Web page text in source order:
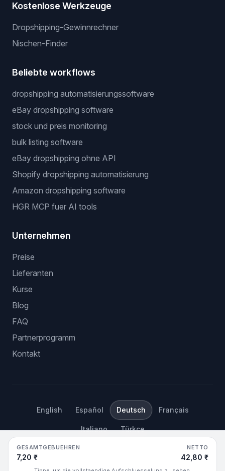
GESAMTGEBUEHREN
7,20 ₹
NETTO
42,80 ₹
Kostenlose Werkzeuge
Dropshipping-Gewinnrechner
Nischen-Finder
Beliebte workflows
dropshipping automatisierungssoftware
eBay dropshipping software
stock und preis monitoring
bulk listing software
eBay dropshipping ohne API
Shopify dropshipping automatisierung
Amazon dropshipping software
HGR MCP fuer AI tools
Unternehmen
Preise
Lieferanten
Kurse
Blog
FAQ
Partnerprogramm
Kontakt
English Español Deutsch Français
Italiano Türkçe
© 2026 Alle Rechte vorbehalten.